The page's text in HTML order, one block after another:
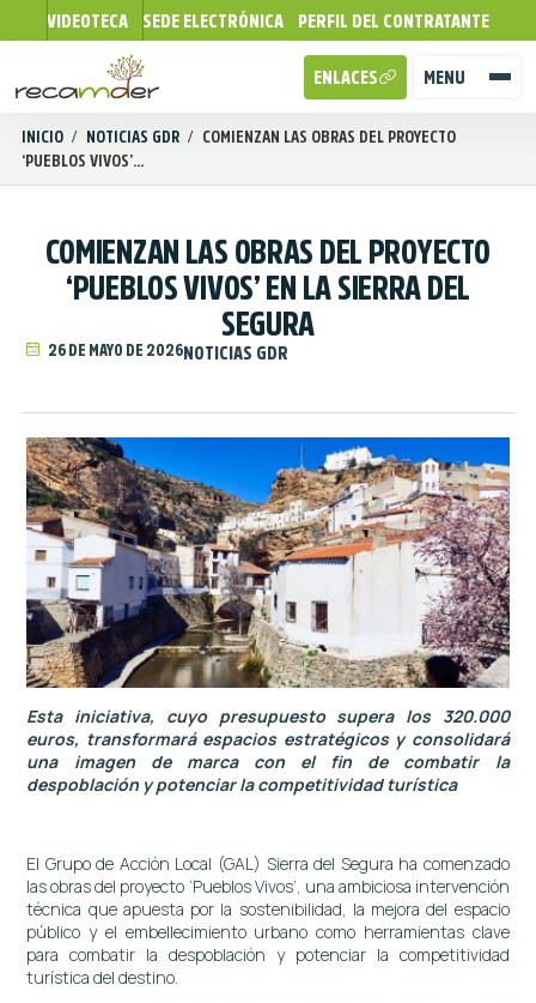
VIDEOTECA SEDE ELECTRÓNICA PERFIL DEL CONTRATANTE
MENU
ENLACES
INICIO / NOTICIAS GDR / COMIENZAN LAS OBRAS DEL PROYECTO
‘PUEBLOS VIVOS’...
COMIENZAN LAS OBRAS DEL PROYECTO
‘PUEBLOS VIVOS’ EN LA SIERRA DEL
SEGURA
26 DE MAYO DE 2026NOTICIAS GDR
Esta iniciativa, cuyo presupuesto supera los 320.000
euros, transformará espacios estratégicos y consolidará
una imagen de marca con el fin de combatir la
despoblación y potenciar la competitividad turística
El Grupo de Acción Local (GAL) Sierra del Segura ha comenzado
las obras del proyecto ‘Pueblos Vivos’, una ambiciosa intervención
técnica que apuesta por la sostenibilidad, la mejora del espacio
público y el embellecimiento urbano como herramientas clave
para combatir la despoblación y potenciar la competitividad
turística del destino.